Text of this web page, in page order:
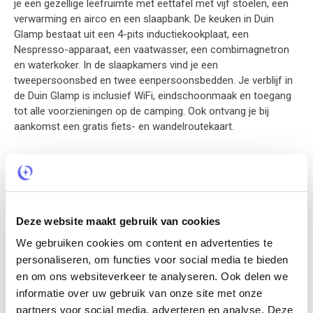
Deze website maakt gebruik van cookies
We gebruiken cookies om content en advertenties te
personaliseren, om functies voor social media te bieden
en om ons websiteverkeer te analyseren. Ook delen we
informatie over uw gebruik van onze site met onze
partners voor social media, adverteren en analyse. Deze
je een gezellige leefruimte met eettafel met vijf stoelen, een
verwarming en airco en een slaapbank. De keuken in Duin
Glamp bestaat uit een 4-pits inductiekookplaat, een
Nespresso-apparaat, een vaatwasser, een combimagnetron
en waterkoker. In de slaapkamers vind je een
tweepersoonsbed en twee eenpersoonsbedden. Je verblijf in
de Duin Glamp is inclusief WiFi, eindschoonmaak en toegang
tot alle voorzieningen op de camping. Ook ontvang je bij
aankomst een gratis fiets- en wandelroutekaart.
Camping
De Duin Glamp ligt op een Camping in Hellevoetsluis, al meer
ligt dan ook op families: hier vind je vertier voor jong en oud.
Zo zijn er diverse speelweiden te vinden, evenals een visvijver
en kikkerpoel, airtrampolines, een pannaveld en een sportveld,
buitenfitness en een spetterspeeltuin. Voor de kids is er in de
zomervakantie een recreatieteam aanwezig. Een hapje eten
doe je bij restaurant ‘t Karrewiel dat gevestigd is in een